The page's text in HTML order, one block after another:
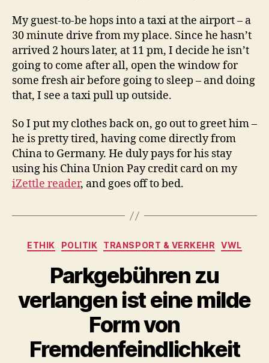
My guest-to-be hops into a taxi at the airport – a
30 minute drive from my place. Since he hasn’t
arrived 2 hours later, at 11 pm, I decide he isn’t
going to come after all, open the window for
some fresh air before going to sleep – and doing
that, I see a taxi pull up outside.
So I put my clothes back on, go out to greet him –
he is pretty tired, having come directly from
China to Germany. He duly pays for his stay
using his China Union Pay credit card on my
iZettle reader, and goes off to bed.
Kategorien
ETHIK POLITIK TRANSPORT & VERKEHR VWL
Parkgebühren zu
verlangen ist eine milde
Form von
Fremdenfeindlichkeit